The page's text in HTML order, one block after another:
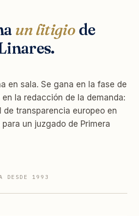
un litigio de
en sala. Se gana en la fase de
la redacción de la demanda:
transparencia europeo en
un juzgado de Primera
DESDE 1993